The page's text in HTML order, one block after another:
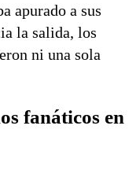
apurado a sus
la salida, los
ni una sola
fanáticos en